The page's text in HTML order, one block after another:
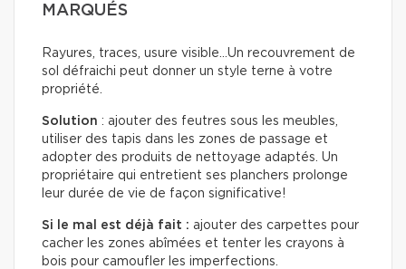
MARQUÉS
Rayures, traces, usure visible…Un recouvrement de
sol défraichi peut donner un style terne à votre
propriété.
Solution : ajouter des feutres sous les meubles,
utiliser des tapis dans les zones de passage et
adopter des produits de nettoyage adaptés. Un
propriétaire qui entretient ses planchers prolonge
leur durée de vie de façon significative!
Si le mal est déjà fait : ajouter des carpettes pour
cacher les zones abîmées et tenter les crayons à
bois pour camoufler les imperfections.